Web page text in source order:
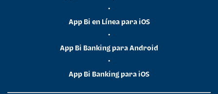
•
App Bi en Línea para iOS
•
App Bi Banking para Android
•
App Bi Banking para iOS